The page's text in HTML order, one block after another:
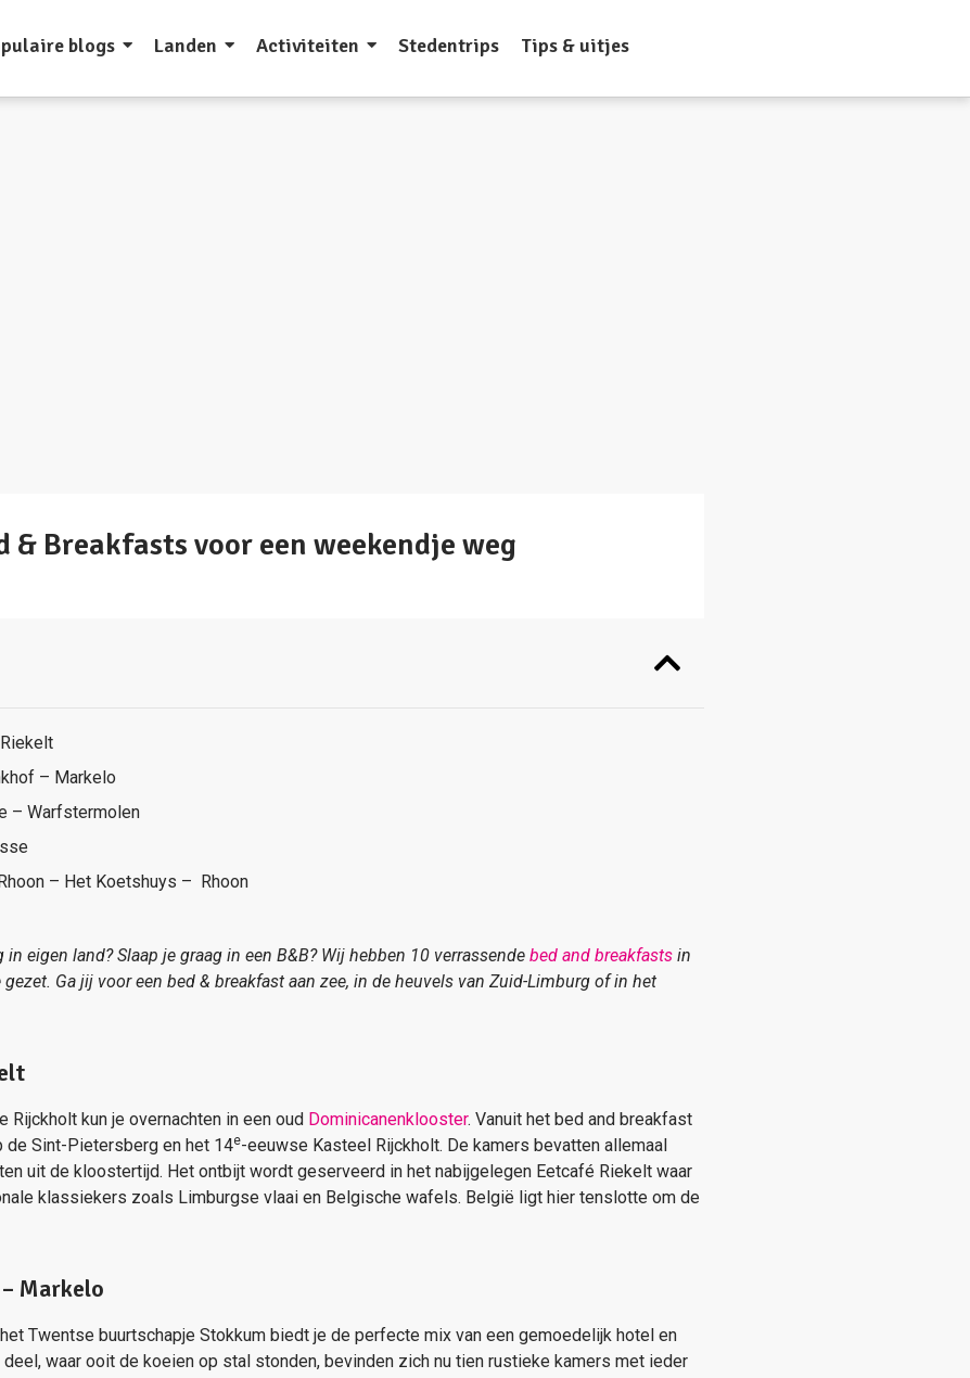
blogs Landen Activiteiten Stedentrips Tips & uitjes
& Breakfasts voor een weekendje weg
– Markelo
– Warfstermolen
– Het Koetshuys – Rhoon
eigen land? Slaap je graag in een B&B? Wij hebben 10 verrassende bed and breakfasts in
Ga jij voor een bed & breakfast aan zee, in de heuvels van Zuid-Limburg of in het
Rijckholt kun je overnachten in een oud Dominicanenklooster. Vanuit het bed and breakfast
de Sint-Pietersberg en het 14e-eeuwse Kasteel Rijckholt. De kamers bevatten allemaal
uit de kloostertijd. Het ontbijt wordt geserveerd in het nabijgelegen Eetcafé Riekelt waar
klassiekers zoals Limburgse vlaai en Belgische wafels. België ligt hier tenslotte om de
Markelo
Twentse buurtschapje Stokkum biedt je de perfecte mix van een gemoedelijk hotel en
waar ooit de koeien op stal stonden, bevinden zich nu tien rustieke kamers met ieder